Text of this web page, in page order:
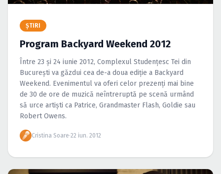
Caută în site...
ŞTIRI
Program Backyard Weekend 2012
Între 23 şi 24 iunie 2012, Complexul Studenţesc Tei din
Bucureşti va găzdui cea de-a doua ediţie a Backyard
Weekend. Evenimentul va oferi celor prezenţi mai bine
de 30 de ore de muzică neîntreruptă pe scenă urmând
să urce artişti ca Patrice, Grandmaster Flash, Goldie sau
Robert Owens.
Cristina Soare·22 iun. 2012